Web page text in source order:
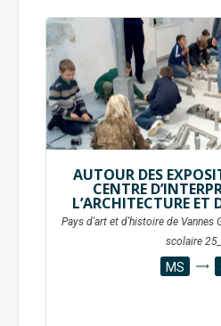
AUTOUR DES
CENTRE
L’ARCHITECTURE
Pays d'art et d'histoire de Vannes
scolaire
MS